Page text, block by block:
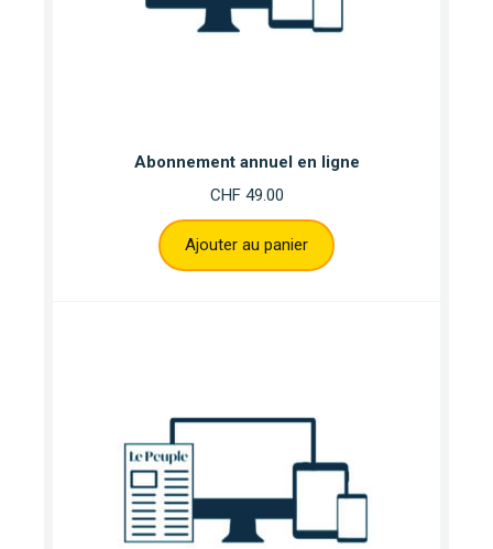
Abonnement annuel en ligne
CHF49.00
Ajouter au panier